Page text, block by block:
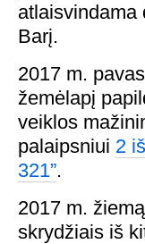
atlaisvindama
Barį.
2017 m.
žemėlapį
veiklos
palaipsniui 2
321”.
2017 m.
skrydžiais iš